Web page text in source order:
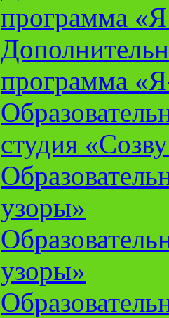
программа «Я
программа
студия
узоры»
узоры»